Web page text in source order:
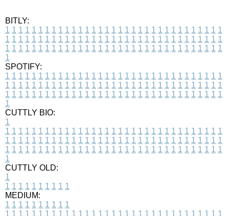
BITLY:
1 1 1 1 1 1 1 1 1 1 1 1 1 1 1 1 1 1 1 1 1 1 1 1 1 1 1 1 1 1 1 1 1
1 1 1 1 1 1 1 1 1 1 1 1 1 1 1 1 1 1 1 1 1 1 1 1 1 1 1 1 1 1 1 1 1
1 1 1 1 1 1 1 1 1 1 1 1 1 1 1 1 1 1 1 1 1 1 1 1 1 1 1 1 1 1 1 1 1
1
SPOTIFY:
1 1 1 1 1 1 1 1 1 1 1 1 1 1 1 1 1 1 1 1 1 1 1 1 1 1 1 1 1 1 1 1 1
1 1 1 1 1 1 1 1 1 1 1 1 1 1 1 1 1 1 1 1 1 1 1 1 1 1 1 1 1 1 1 1 1
1 1 1 1 1 1 1 1 1 1 1 1 1 1 1 1 1 1 1 1 1 1 1 1 1 1 1 1 1 1 1 1 1
1
CUTTLY BIO:
1
1 1 1 1 1 1 1 1 1 1 1 1 1 1 1 1 1 1 1 1 1 1 1 1 1 1 1 1 1 1 1 1 1
1 1 1 1 1 1 1 1 1 1 1 1 1 1 1 1 1 1 1 1 1 1 1 1 1 1 1 1 1 1 1 1 1
1 1 1 1 1 1 1 1 1 1 1 1 1 1 1 1 1 1 1 1 1 1 1 1 1 1 1 1 1 1 1 1 1
1
CUTTLY OLD:
1
1 1 1 1 1 1 1 1 1 1
MEDIUM:
1 1 1 1 1 1 1 1 1 1
1 1 1 1 1 1 1 1 1 1 1 1 1 1 1 1 1 1 1 1 1 1 1 1 1 1 1 1 1 1 1 1 1